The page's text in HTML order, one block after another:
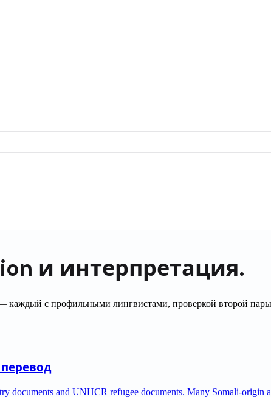
и интерпретация.
с профильными лингвистами, проверкой второй пары
documents and UNHCR refugee documents. Many Somali-